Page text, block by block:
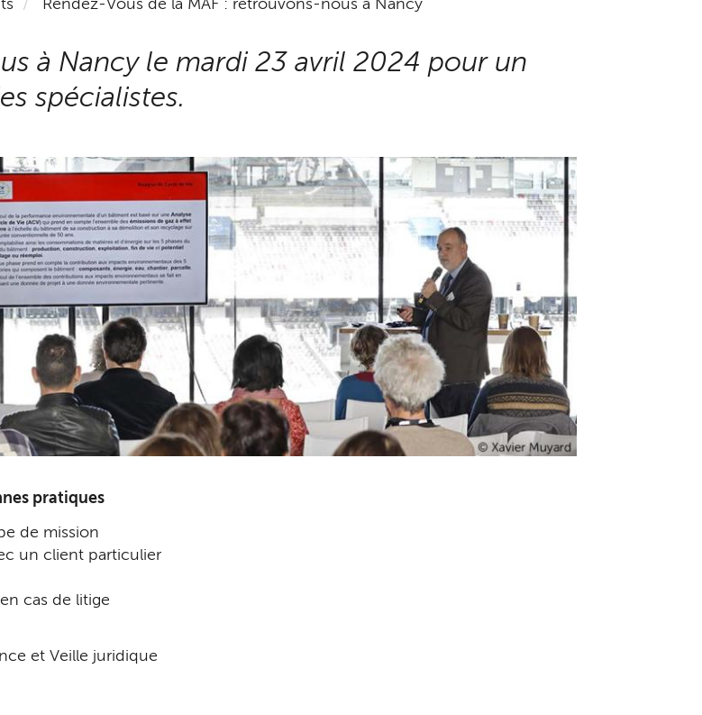
Rendez-Vous de la MAF : retrouvons-nous à Nancy
à Nancy le mardi 23 avril 2024 pour un
spécialistes.
pratiques
de mission
un client particulier
cas de litige
et Veille juridique